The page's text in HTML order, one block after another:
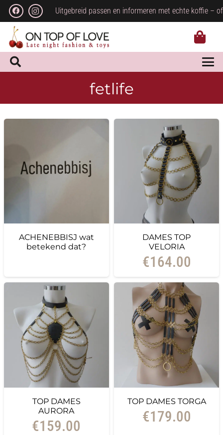
Uitgebreid passen en informeren met echte koffie –
fetlife
ACHENEBBISJ wat
betekend dat?
DAMES TOP
VELORIA
€164.00
TOP DAMES
AURORA
€159.00
TOP DAMES TORGA
€179.00